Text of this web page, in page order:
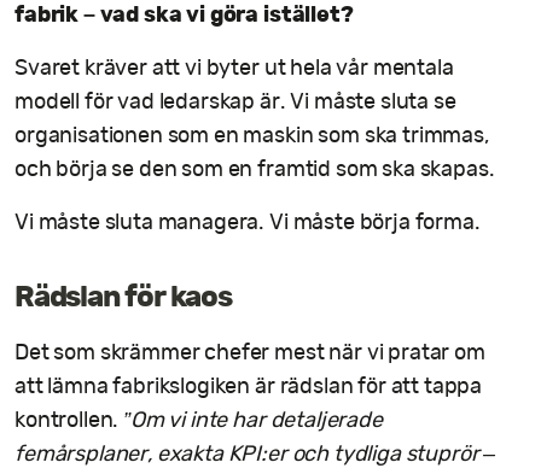
fabrik – vad ska vi göra istället?
Svaret kräver att vi byter ut hela vår mentala
modell för vad ledarskap är. Vi måste sluta se
organisationen som en maskin som ska trimmas,
och börja se den som en framtid som ska skapas.
Vi måste sluta managera. Vi måste börja forma.
Rädslan för kaos
Det som skrämmer chefer mest när vi pratar om
att lämna fabrikslogiken är rädslan för att tappa
kontrollen. ”Om vi inte har detaljerade
femårsplaner, exakta KPI:er och tydliga stuprör –